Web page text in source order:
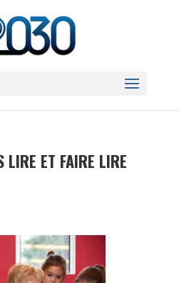
LIRE ET FAIRE LIRE